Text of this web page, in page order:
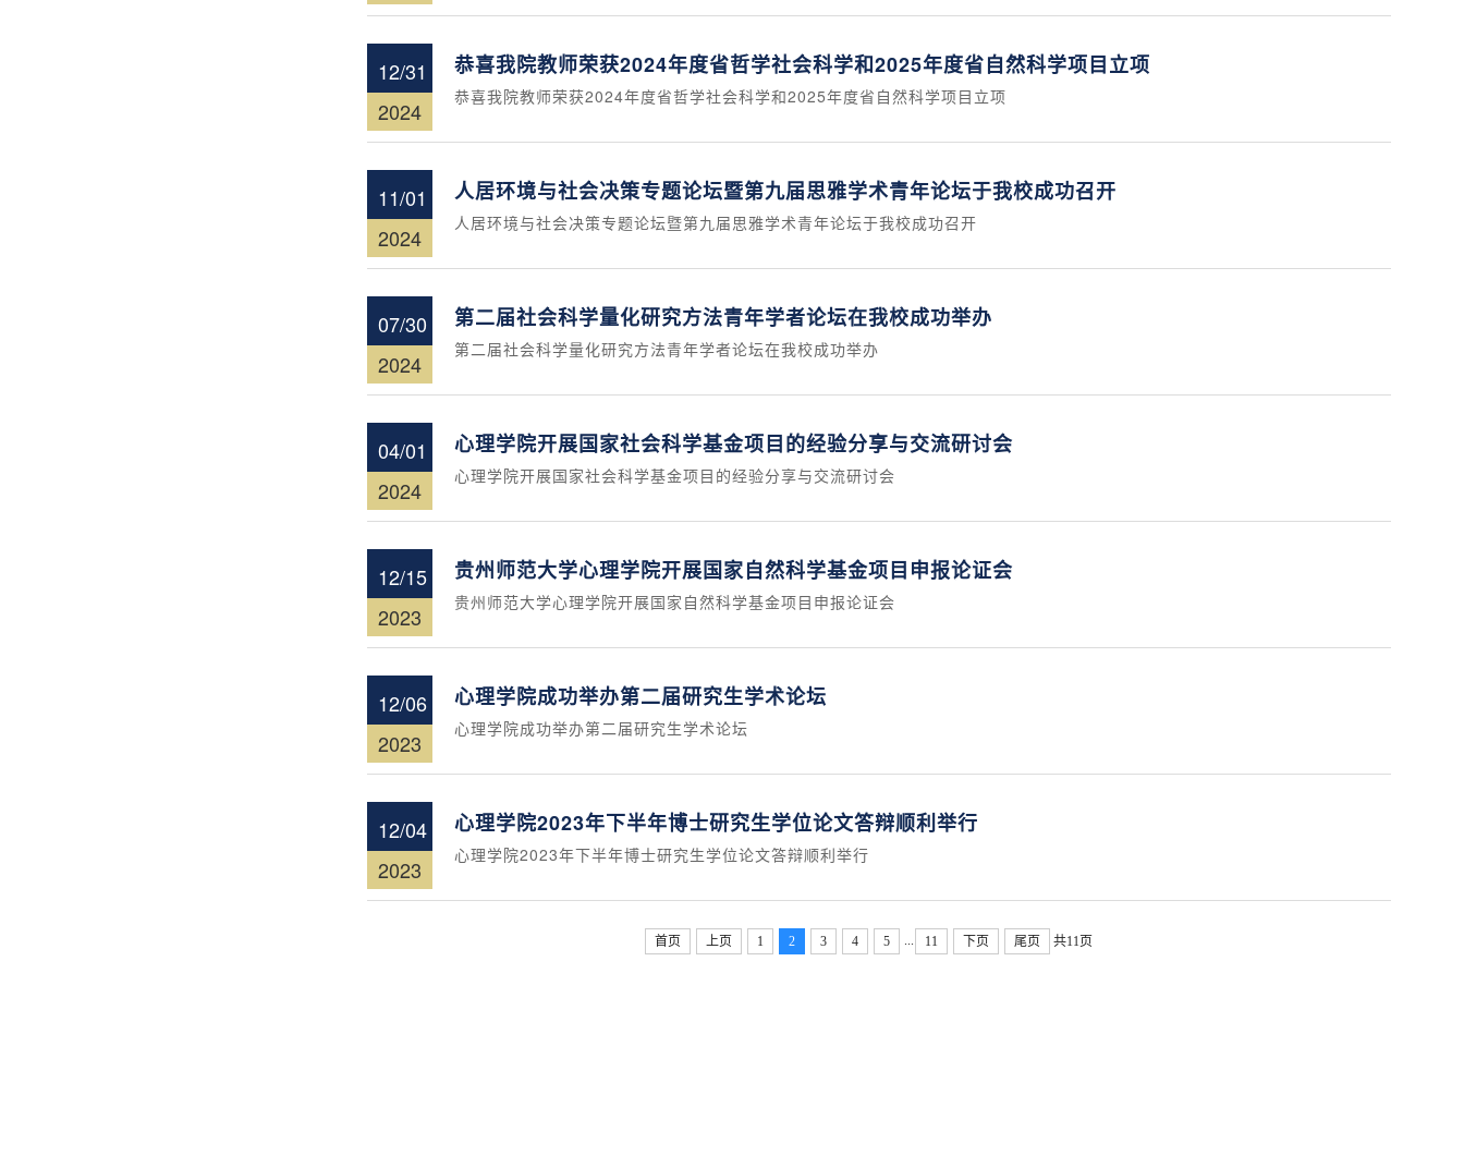
12/31
2024
恭喜我院教师荣获2024年度省哲学社会科学和2025年度省自然科学项目立项
恭喜我院教师荣获2024年度省哲学社会科学和2025年度省自然科学项目立项
11/01
2024
人居环境与社会决策专题论坛暨第九届思雅学术青年论坛于我校成功召开
人居环境与社会决策专题论坛暨第九届思雅学术青年论坛于我校成功召开
07/30
2024
第二届社会科学量化研究方法青年学者论坛在我校成功举办
第二届社会科学量化研究方法青年学者论坛在我校成功举办
04/01
2024
心理学院开展国家社会科学基金项目的经验分享与交流研讨会
心理学院开展国家社会科学基金项目的经验分享与交流研讨会
12/15
2023
贵州师范大学心理学院开展国家自然科学基金项目申报论证会
贵州师范大学心理学院开展国家自然科学基金项目申报论证会
12/06
2023
​心理学院成功举办第二届研究生学术论坛
​心理学院成功举办第二届研究生学术论坛
12/04
2023
心理学院2023年下半年博士研究生学位论文答辩顺利举行
心理学院2023年下半年博士研究生学位论文答辩顺利举行
首页 上页 1 2 3 4 5 11 下页 尾页 共11页